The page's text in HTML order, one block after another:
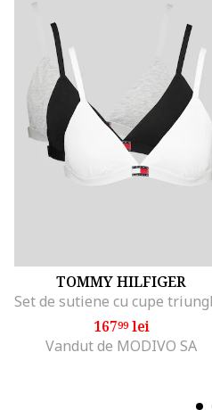
TOMMY HILFIGER
16799lei
Vandut de MODIVO SA